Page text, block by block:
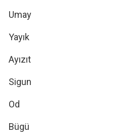
Umay
Yayık
Ayızıt
Sigun
Od
Bügü